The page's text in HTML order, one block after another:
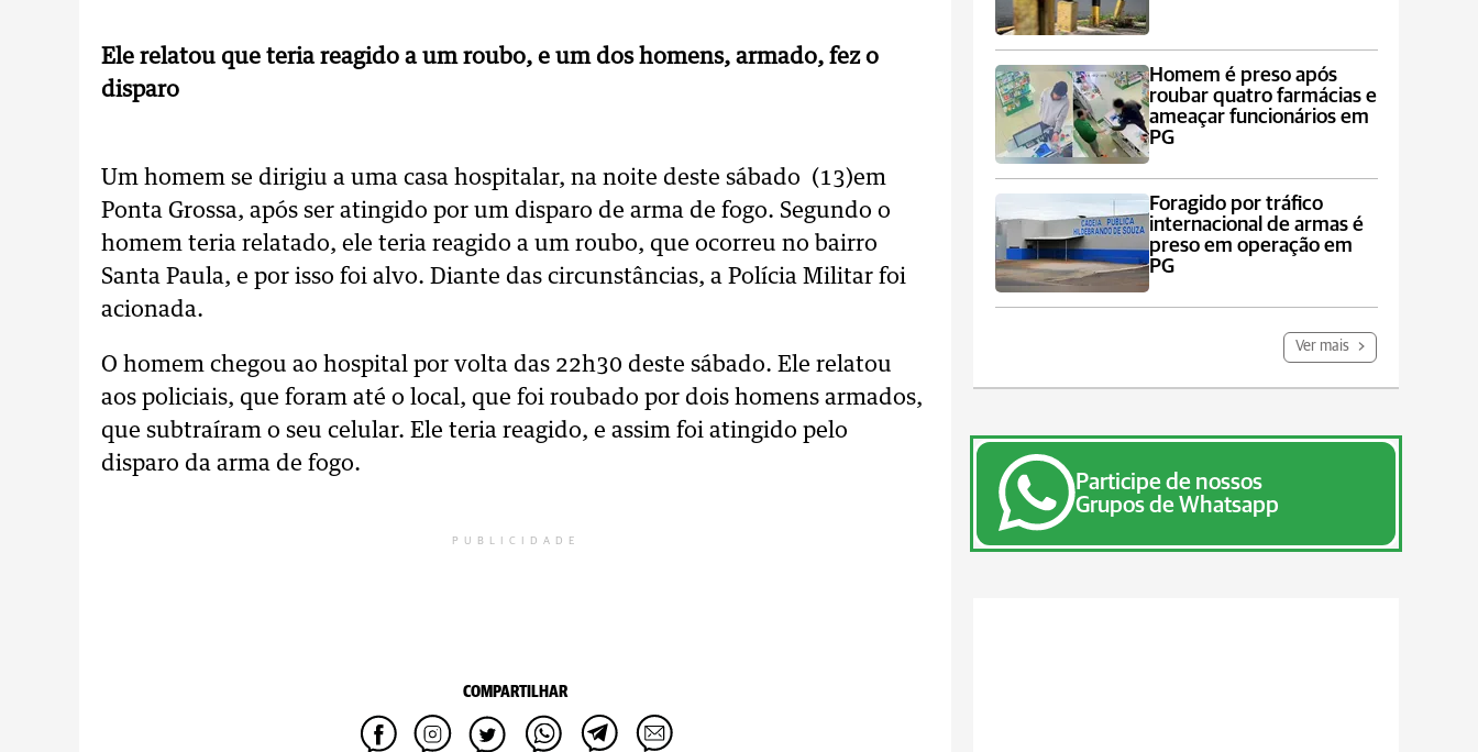
Ele relatou que teria reagido a um roubo, e um dos homens, armado, fez o
disparo
Um homem se dirigiu a uma casa hospitalar, na noite deste sábado (13)em
Ponta Grossa, após ser atingido por um disparo de arma de fogo. Segundo o
homem teria relatado, ele teria reagido a um roubo, que ocorreu no bairro
Santa Paula, e por isso foi alvo. Diante das circunstâncias, a Polícia Militar foi
acionada.
O homem chegou ao hospital por volta das 22h30 deste sábado. Ele relatou
aos policiais, que foram até o local, que foi roubado por dois homens armados,
que subtraíram o seu celular. Ele teria reagido, e assim foi atingido pelo
disparo da arma de fogo.
PUBLICIDADE
COMPARTILHAR
Homem é preso após
roubar quatro farmácias e
ameaçar funcionários em
PG
Foragido por tráfico
internacional de armas é
preso em operação em
PG
Ver mais
Participe de nossos
Grupos de Whatsapp